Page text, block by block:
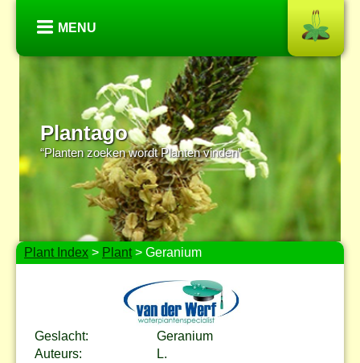
MENU
Plantago
“Planten zoeken wordt Planten vinden”
Plant Index > Plant> Geranium
Geslacht:
Geranium
Auteurs:
L.